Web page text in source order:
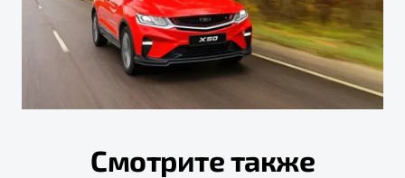
Смотрите также